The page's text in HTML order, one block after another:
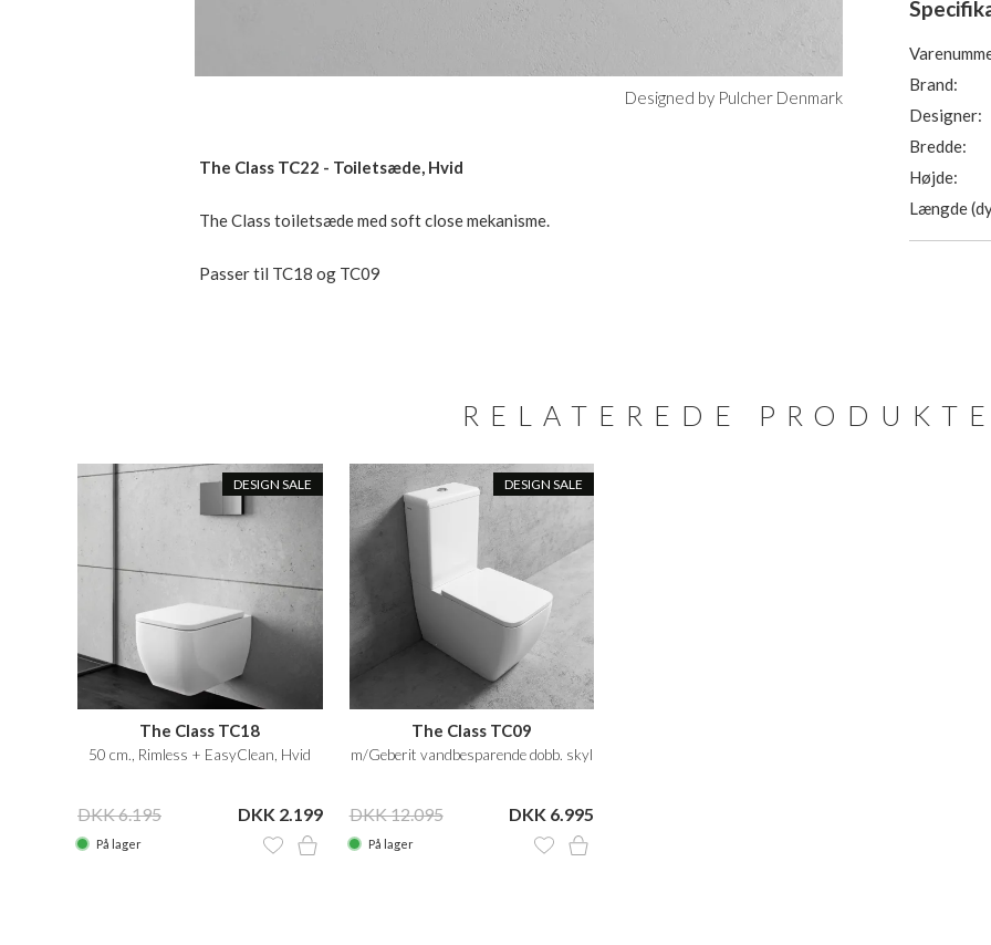
Designed by Pulcher Denmark
The Class TC22 - Toiletsæde, Hvid
The Class toiletsæde med soft close mekanisme.
Passer til TC18 og TC09
Brand:
Designer:
Bredde:
Højde:
Længde
RELATEREDE
DESIGN SALE
The Class TC18
50 cm., Rimless + EasyClean, Hvid
DKK 6.195 DKK 2.199
På lager
DESIGN SALE
The Class TC09
m/Geberit vandbesparende dobb. skyl
DKK 12.095 DKK 6.995
På lager